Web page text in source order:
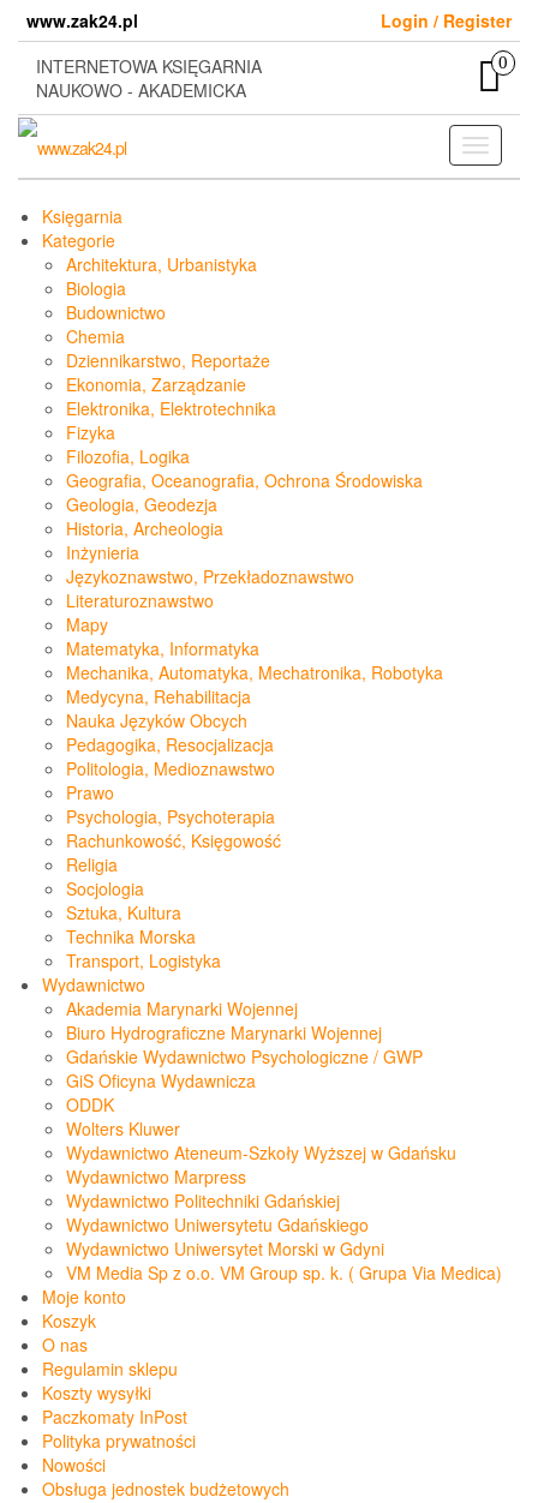
content
www.zak24.pl
Login / Register
INTERNETOWA KSIĘGARNIA
NAUKOWO - AKADEMICKA
0
Toggle
Księgarnia
Kategorie
Architektura, Urbanistyka
Biologia
Budownictwo
Chemia
Dziennikarstwo, Reportaże
Ekonomia, Zarządzanie
Elektronika, Elektrotechnika
Fizyka
Filozofia, Logika
Geografia, Oceanografia, Ochrona Środowiska
Geologia, Geodezja
Historia, Archeologia
Inżynieria
Językoznawstwo, Przekładoznawstwo
Literaturoznawstwo
Mapy
Matematyka, Informatyka
Mechanika, Automatyka, Mechatronika, Robotyka
Medycyna, Rehabilitacja
Nauka Języków Obcych
Pedagogika, Resocjalizacja
Politologia, Medioznawstwo
Prawo
Psychologia, Psychoterapia
Rachunkowość, Księgowość
Religia
Socjologia
Sztuka, Kultura
Technika Morska
Transport, Logistyka
Wydawnictwo
Akademia Marynarki Wojennej
Biuro Hydrograficzne Marynarki Wojennej
Gdańskie Wydawnictwo Psychologiczne / GWP
GiS Oficyna Wydawnicza
ODDK
Wolters Kluwer
Wydawnictwo Ateneum-Szkoły Wyższej w Gdańsku
Wydawnictwo Marpress
Wydawnictwo Politechniki Gdańskiej
Wydawnictwo Uniwersytetu Gdańskiego
Wydawnictwo Uniwersytet Morski w Gdyni
VM Media Sp z o.o. VM Group sp. k. ( Grupa Via Medica)
Moje konto
Koszyk
O nas
Regulamin sklepu
Koszty wysyłki
Paczkomaty InPost
Polityka prywatności
Nowości
Obsługa jednostek budżetowych